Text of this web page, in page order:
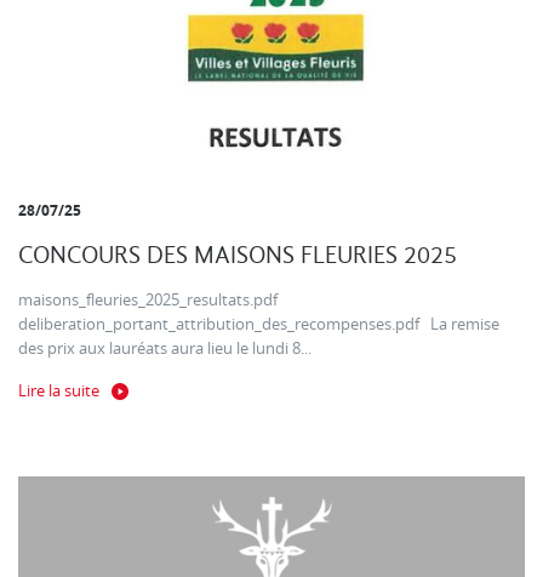
28/07/25
CONCOURS DES MAISONS FLEURIES 2025
maisons_fleuries_2025_resultats.pdf
deliberation_portant_attribution_des_recompenses.pdf La remise
des prix aux lauréats aura lieu le lundi 8...
Lire la suite